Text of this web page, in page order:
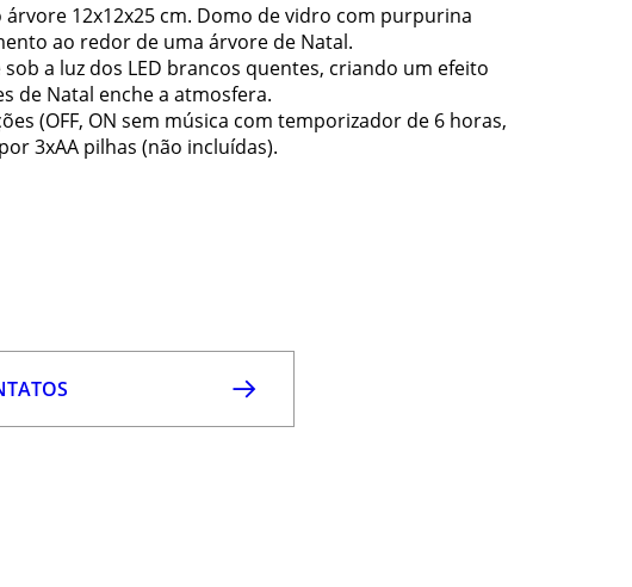
12x12x25 cm. Domo de vidro com purpurina
ao redor de uma árvore de Natal.
a luz dos LED brancos quentes, criando um efeito
de Natal enche a atmosfera.
(OFF, ON sem música com temporizador de 6 horas,
3xAA pilhas (não incluídas).